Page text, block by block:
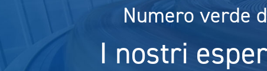
Numero verde
I nostri